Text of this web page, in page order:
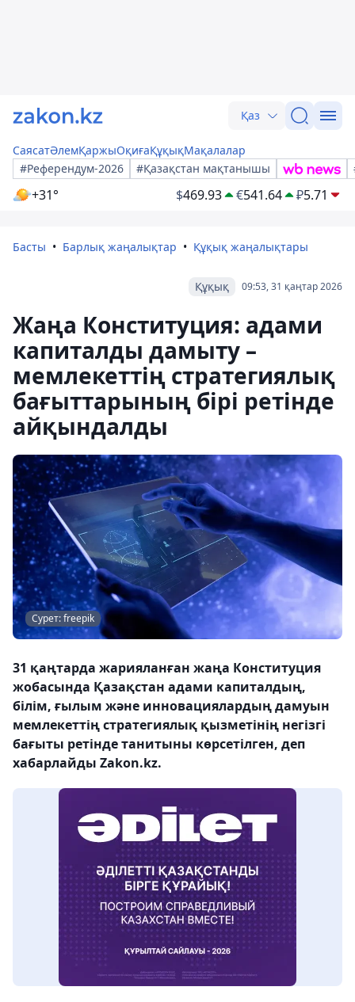
Қаз
СаясатӘлемҚаржыОқиғаҚұқықМақалалар
#Референдум-2026
#Қазақстан мақтанышы
+31° $469.93 €541.64 ₽5.71
Басты Барлық жаңалықтар Құқық жаңалықтары
09:53, 31 қаңтар 2026
Құқық
Жаңа Конституция: адами
капиталды дамыту –
мемлекеттің стратегиялық
бағыттарының бірі ретінде
айқындалды
Сурет: freepik
31 қаңтарда жарияланған жаңа Конституция
жобасында Қазақстан адами капиталдың,
білім, ғылым және инновациялардың дамуын
мемлекеттің стратегиялық қызметінің негізгі
бағыты ретінде танитыны көрсетілген, деп
хабарлайды Zakon.kz.